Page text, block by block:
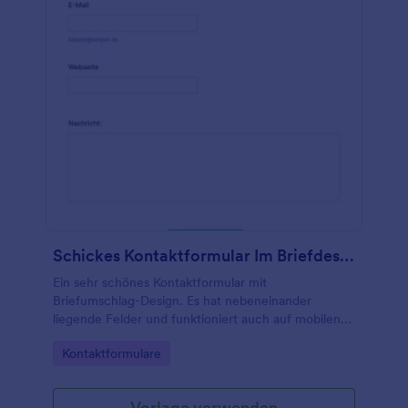
Schickes Kontaktformular Im Briefdesign
Ein sehr schönes Kontaktformular mit
Briefumschlag-Design. Es hat nebeneinander
liegende Felder und funktioniert auch auf mobilen
Go to Category:
Kontaktformulare